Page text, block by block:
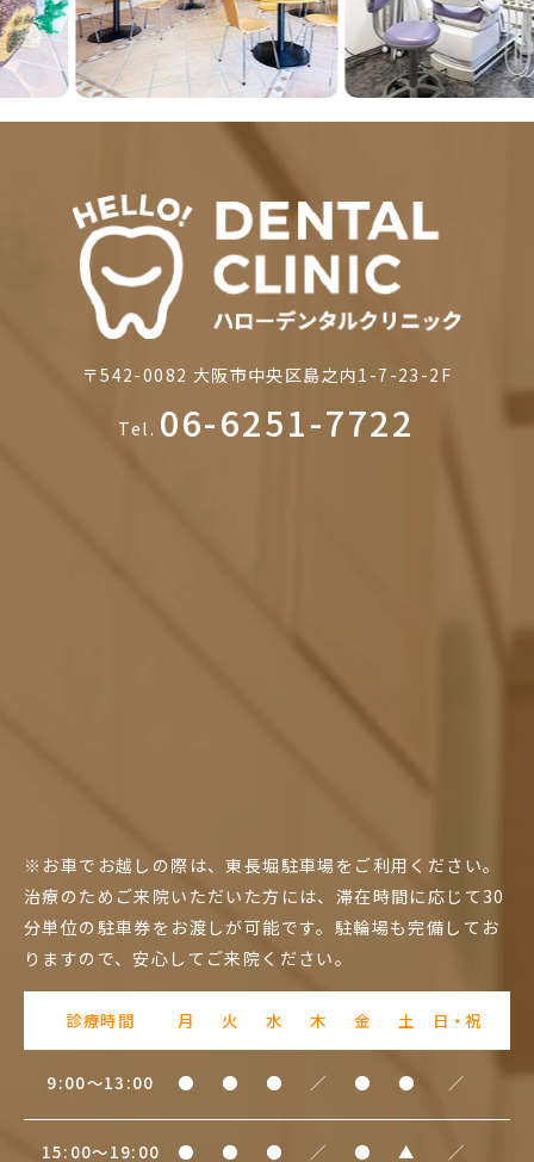
〒542-0082 大阪市中央区島之内1-7-23-2F
Tel. 06-6251-7722
※お車でお越しの際は、東長堀駐車場をご利用ください。
治療のためご来院いただいた方には、滞在時間に応じて30
分単位の駐車券をお渡しが可能です。駐輪場も完備してお
りますので、安心してご来院ください。
診療時間 月 火 水 木 金 土 日・祝
9:00～13:00 ● ● ● ／ ● ● ／
15:00～19:00 ● ● ● ／ ● ▲ ／